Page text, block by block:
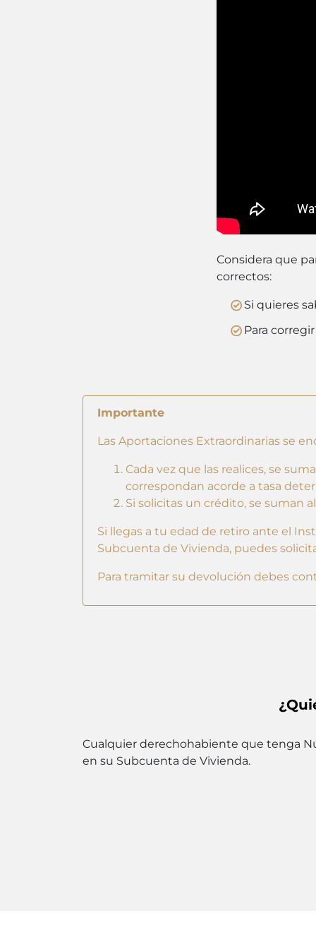
Considera que
correctos:
Si quieres
Para
Importante
Las Aportaciones Extraordinarias se
Cada vez que las realices, se
correspondan acorde a tasa
Si solicitas un crédito, se suman
Si llegas a tu edad de retiro ante el
Subcuenta de Vivienda, puedes
Para tramitar su devolución debes
Cualquier derechohabiente que tenga
en su Subcuenta de Vivienda.